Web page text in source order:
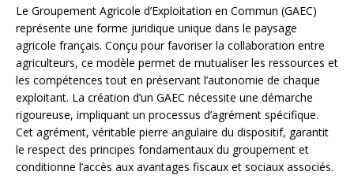
Le Groupement Agricole d’Exploitation en Commun (GAEC)
représente une forme juridique unique dans le paysage
agricole français. Conçu pour favoriser la collaboration entre
agriculteurs, ce modèle permet de mutualiser les ressources et
les compétences tout en préservant l’autonomie de chaque
exploitant. La création d’un GAEC nécessite une démarche
rigoureuse, impliquant un processus d’agrément spécifique.
Cet agrément, véritable pierre angulaire du dispositif, garantit
le respect des principes fondamentaux du groupement et
conditionne l’accès aux avantages fiscaux et sociaux associés.